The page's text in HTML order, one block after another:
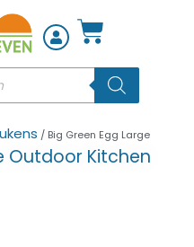
/ Big Green Egg Large
Outdoor Kitchen